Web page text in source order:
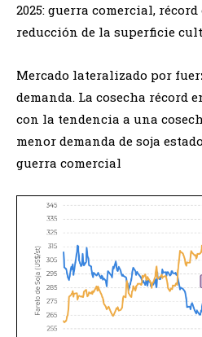
2025: guerra comercial,
reducción de la superficie
Mercado lateralizado por
demanda. La cosecha récord
con la tendencia a una
menor demanda de soja
guerra comercial